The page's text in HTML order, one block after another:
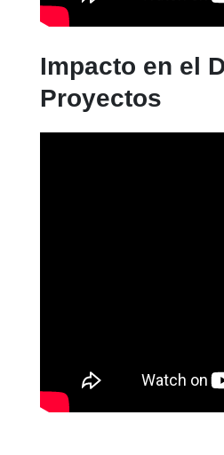
Impacto en el
Proyectos